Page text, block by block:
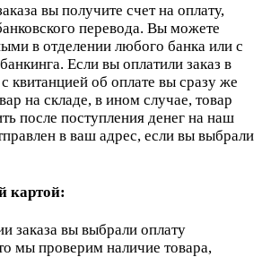
вы получите счет на оплату,
перевода. Вы можете
в отделении любого банка или с
Если вы оплатили заказ в
квитанцией об оплате вы сразу же
на складе, в ином случае, товар
после поступления денег на наш
в ваш адрес, если вы выбрали
картой:
заказа вы выбрали оплату
мы проверим наличие товара,